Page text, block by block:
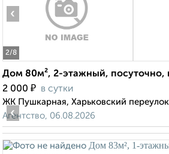
2/8
‹
Дом 80м², 2-этажный, посуточно,
2 000 ₽ в сутки
ЖК Пушкарная, Харьковский
Агентство, 06.08.2026
‹